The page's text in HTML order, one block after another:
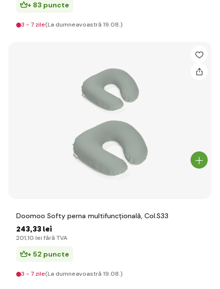
+ 83 puncte
3 - 7 zile(La dumneavoastră 19.08.)
Doomoo Softy perna multifuncțională, Col.S33
243,33 lei
201,10 lei fără TVA
+ 52 puncte
3 - 7 zile(La dumneavoastră 19.08.)